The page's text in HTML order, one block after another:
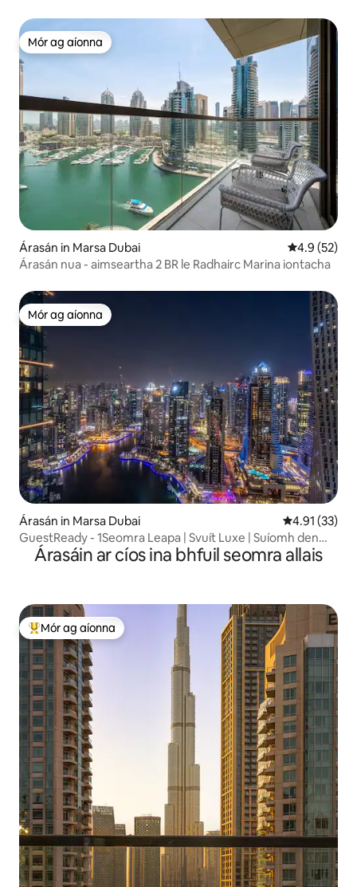
Mór ag aíonna
Mór ag aíonna
Árasán in Marsa Dubai Meánrátáil
4.9 (52)
Árasán nua - aimseartha 2 BR le Radhairc Marina iontacha
Mór ag aíonna
Mór ag aíonna
Árasán in Marsa Dubai Meánrátáil
4.91 (33)
GuestReady - 1Seomra Leapa | Svuít Luxe | Suíomh den
scoth
Árasáin ar cíos ina bhfuil seomra allais
An-mhór ag aíonna
Mór ag aíonna